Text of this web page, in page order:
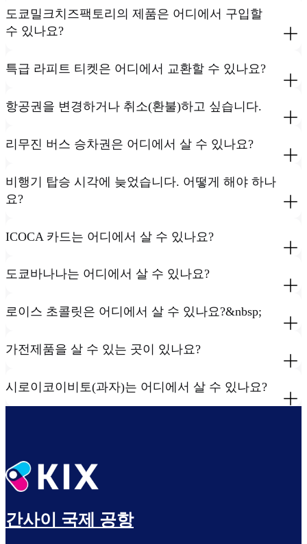
도쿄밀크치즈팩토리의 제품은 어디에서 구입할
수 있나요?
특급 라피트 티켓은 어디에서 교환할 수 있나요?
항공권을 변경하거나 취소(환불)하고 싶습니다.
리무진 버스 승차권은 어디에서 살 수 있나요?
비행기 탑승 시각에 늦었습니다. 어떻게 해야 하나
요?
ICOCA 카드는 어디에서 살 수 있나요?
도쿄바나나는 어디에서 살 수 있나요?
로이스 초콜릿은 어디에서 살 수 있나요?&nbsp;
가전제품을 살 수 있는 곳이 있나요?
시로이코이비토(과자)는 어디에서 살 수 있나요?
간사이 국제 공항